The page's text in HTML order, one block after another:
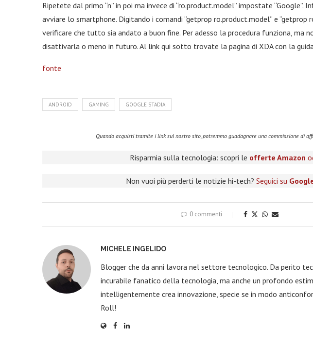
Ripetete dal primo “n” in poi ma invece di “ro.product.model” impostate “Google”.
avviare lo smartphone. Digitando i comandi “getprop ro.product.model” e
verificare che tutto sia andato a buon fine. Per adesso la procedura funziona, ma
disattivarla o meno in futuro. Al link qui sotto trovate la pagina di XDA con la
fonte
ANDROID GAMING GOOGLE STADIA
Quando acquisti tramite i link sul nostro sito, potremmo guadagnare una commissione di
Risparmia sulla tecnologia: scopri le offerte Amazon
Non vuoi più perderti le notizie hi-tech? Seguici su
0 commenti
MICHELE INGELIDO
Blogger che da anni lavora nel settore tecnologico. Da perito
incurabile fanatico della tecnologia, ma anche un profondo
intelligentemente crea innovazione, specie se in modo
Roll!